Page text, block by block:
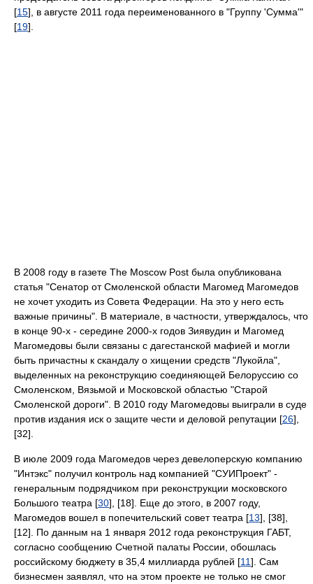
[15], в августе 2011 года переименованного в "Группу 'Сумма'"
[19].
В 2008 году в газете The Moscow Post была опубликована
статья "Сенатор от Смоленской области Магомед Магомедов
не хочет уходить из Совета Федерации. На это у него есть
важные причины". В материале, в частности, утверждалось, что
в конце 90-х - середине 2000-х годов Зиявудин и Магомед
Магомедовы были связаны с дагестанской мафией и могли
быть причастны к скандалу о хищении средств "Лукойла",
выделенных на реконструкцию соединяющей Белоруссию со
Смоленском, Вязьмой и Московской областью "Старой
Смоленской дороги". В 2010 году Магомедовы выиграли в суде
против издания иск о защите чести и деловой репутации [26],
[32].
В июле 2009 года Магомедов через девелоперскую компанию
"Интэкс" получил контроль над компанией "СУИПроект" -
генеральным подрядчиком при реконструкции московского
Большого театра [30], [18]. Еще до этого, в 2007 году,
Магомедов вошел в попечительский совет театра [13], [38],
[12]. По данным на 1 января 2012 года реконструкция ГАБТ,
согласно сообщению Счетной палаты России, обошлась
российскому бюджету в 35,4 миллиарда рублей [11]. Сам
бизнесмен заявлял, что на этом проекте не только не смог